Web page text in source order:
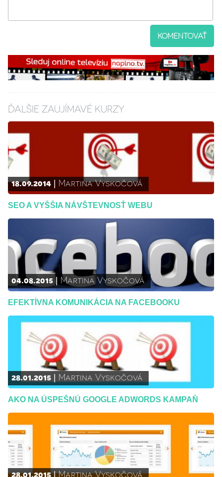
KOMENTOVAŤ
ĎALŠIE ZAUJÍMAVÉ KURZY
18.09.2014 Martina Vyskočová
SEO A VYŠŠIA NÁVŠTEVNOSŤ WEBU
04.08.2015 Martina Vyskočová
EFEKTÍVNA KOMUNIKÁCIA NA FACEBOOKU
28.01.2015 Martina Vyskočová
AKO NA ÚSPEŠNÚ GOOGLE ADWORDS KAMPAŇ
28.01.2015 Martina Vyskočová